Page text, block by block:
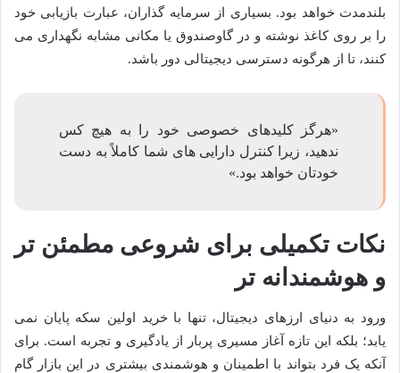
بلندمدت خواهد بود. بسیاری از سرمایه گذاران، عبارت بازیابی خود
را بر روی کاغذ نوشته و در گاوصندوق یا مکانی مشابه نگهداری می
کنند، تا از هرگونه دسترسی دیجیتالی دور باشد.
«هرگز کلیدهای خصوصی خود را به هیچ کس
ندهید، زیرا کنترل دارایی های شما کاملاً به دست
خودتان خواهد بود.»
نکات تکمیلی برای شروعی مطمئن تر
و هوشمندانه تر
ورود به دنیای ارزهای دیجیتال، تنها با خرید اولین سکه پایان نمی
یابد؛ بلکه این تازه آغاز مسیری پربار از یادگیری و تجربه است. برای
آنکه یک فرد بتواند با اطمینان و هوشمندی بیشتری در این بازار گام